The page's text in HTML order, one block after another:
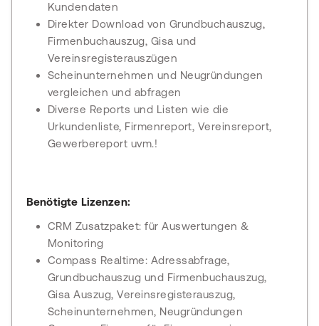
Kundendaten
Direkter Download von Grundbuchauszug,
Firmenbuchauszug, Gisa und
Vereinsregisterauszügen
Scheinunternehmen und Neugründungen
vergleichen und abfragen
Diverse Reports und Listen wie die
Urkundenliste, Firmenreport, Vereinsreport,
Gewerbereport uvm.!
Benötigte Lizenzen:
CRM Zusatzpaket: für Auswertungen &
Monitoring
Compass Realtime: Adressabfrage,
Grundbuchauszug und Firmenbuchauszug,
Gisa Auszug, Vereinsregisterauszug,
Scheinunternehmen, Neugründungen